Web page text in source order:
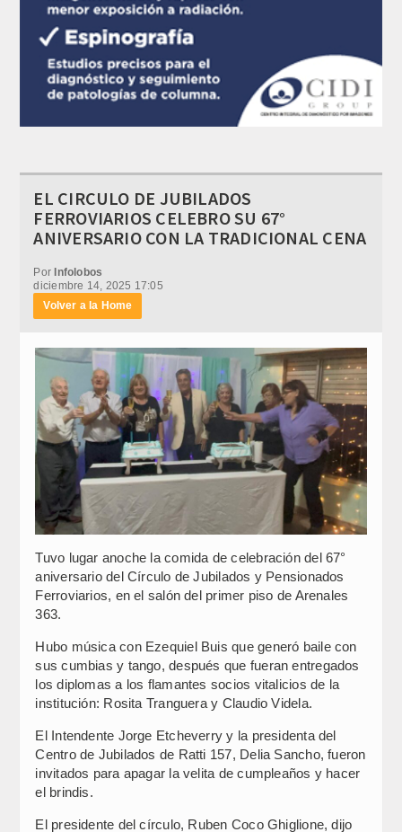
EL CIRCULO DE JUBILADOS
FERROVIARIOS CELEBRO SU 67°
ANIVERSARIO CON LA TRADICIONAL CENA
PorInfolobos
diciembre 14, 2025 17:05
Volver a la Home
Tuvo lugar anoche la comida de celebración del 67°
aniversario del Círculo de Jubilados y Pensionados
Ferroviarios, en el salón del primer piso de Arenales
363.
Hubo música con Ezequiel Buis que generó baile con
sus cumbias y tango, después que fueran entregados
los diplomas a los flamantes socios vitalicios de la
institución: Rosita Tranguera y Claudio Videla.
El Intendente Jorge Etcheverry y la presidenta del
Centro de Jubilados de Ratti 157, Delia Sancho, fueron
invitados para apagar la velita de cumpleaños y hacer
el brindis.
El presidente del círculo, Ruben Coco Ghiglione, dijo